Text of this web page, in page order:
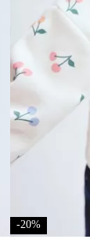
-20%